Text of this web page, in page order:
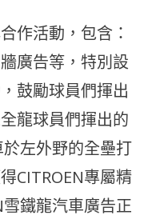
作活動，包含：
廣告等，特別設
鼓勵球員們揮出
龍球員們揮出的
左外野的全壘打
CITROEN專屬精
鐵龍汽車廣告正